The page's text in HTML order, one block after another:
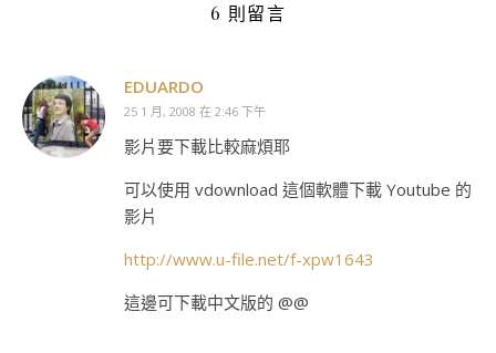
6 則留言
EDUARDO
25 1 月, 2008 在 2:46 下午
影片要下載比較麻煩耶
可以使用 vdownload 這個軟體下載 Youtube 的
影片
http://www.u-file.net/f-xpw1643
這邊可下載中文版的 @@